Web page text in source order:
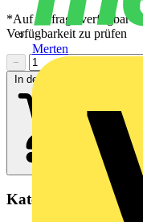
Merten
*Auf Anfrage verfügbar -
Verfügbarkeit zu prüfen
−
In den Warenkorb
Kategorien